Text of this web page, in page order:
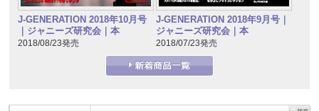
J-GENERATION 2018年10月号
｜ジャニーズ研究会｜本
2018/08/23発売
J-GENERATION 2018年9月号｜
ジャニーズ研究会｜本
2018/07/23発売